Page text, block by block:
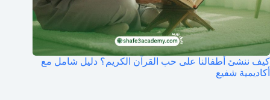
كيف ننشئ أطفالنا على حب القرآن الكريم؟ دليل شامل مع
أكاديمية شفيع